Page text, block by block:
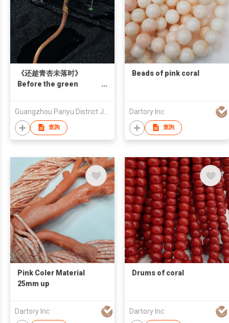
《还趁青杏未落时》
Before the green
查詢
Beads of pink coral
Dartory Inc
查詢
Pink Coler Material
25mm up
Dartory Inc
Drums of coral
Dartory Inc